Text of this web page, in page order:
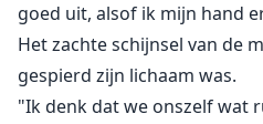
goed uit, alsof ik mijn hand
Het zachte schijnsel van de
gespierd zijn lichaam was.
"Ik denk dat we onszelf wat